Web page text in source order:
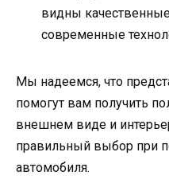
видны
современные
Мы надеемся, что
помогут вам получить
внешнем виде и
правильный выбор при
автомобиля.